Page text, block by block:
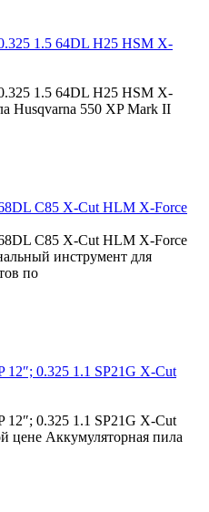
1.5 64DL H25 HSM X-
1.5 64DL H25 HSM X-
Husqvarna 550 XP Mark II
C85 X-Cut HLM X-Force
C85 X-Cut HLM X-Force
инструмент для
по
12″; 0.325 1.1 SP21G X-Cut
12″; 0.325 1.1 SP21G X-Cut
цене Аккумуляторная пила